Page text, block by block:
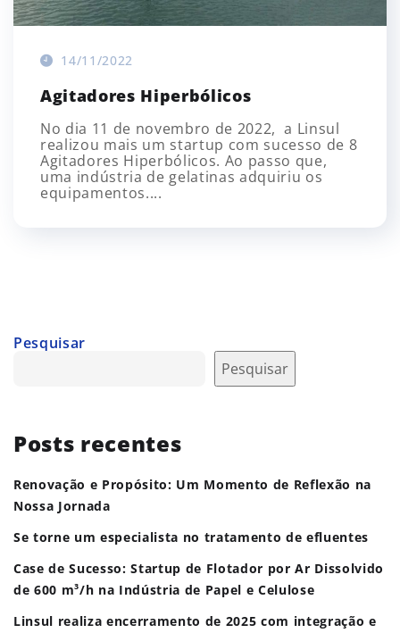
14/11/2022
Agitadores Hiperbólicos
No dia 11 de novembro de 2022, a Linsul
realizou mais um startup com sucesso de 8
Agitadores Hiperbólicos. Ao passo que,
uma indústria de gelatinas adquiriu os
equipamentos....
Pesquisar
Pesquisar
Posts recentes
Renovação e Propósito: Um Momento de Reflexão na
Nossa Jornada
Se torne um especialista no tratamento de efluentes
Case de Sucesso: Startup de Flotador por Ar Dissolvido
de 600 m³/h na Indústria de Papel e Celulose
Linsul realiza encerramento de 2025 com integração e